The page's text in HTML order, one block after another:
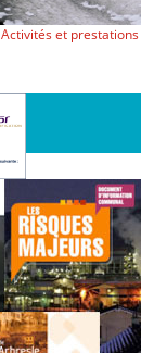
Activités et prestations